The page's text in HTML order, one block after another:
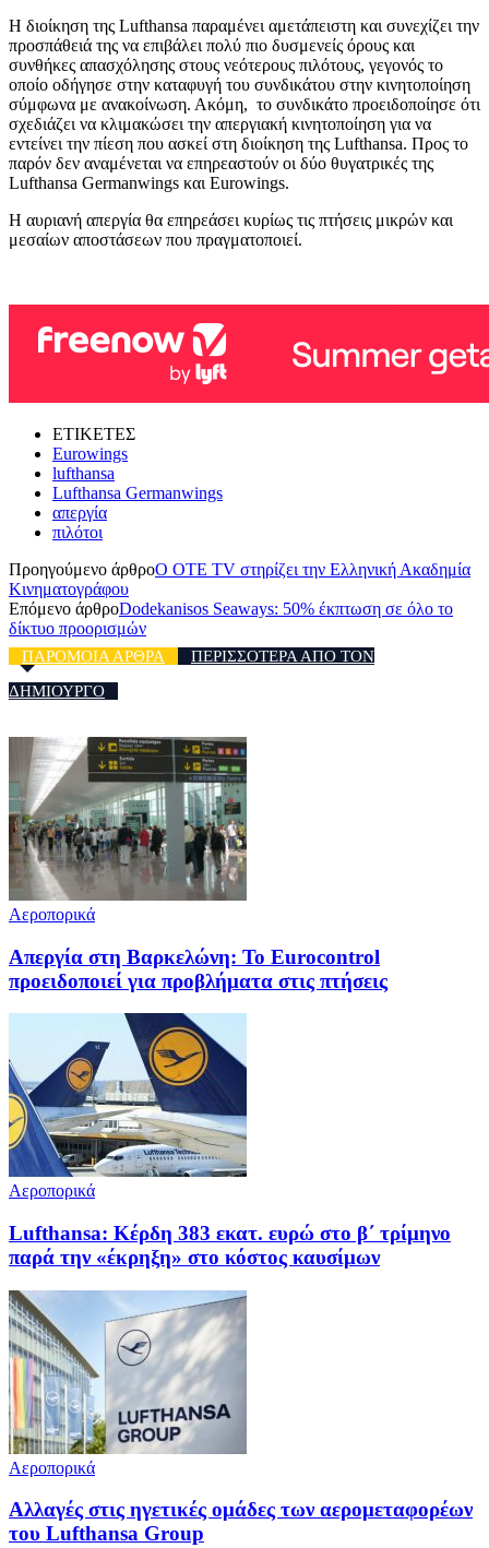
Η διοίκηση της Lufthansa παραμένει αμετάπειστη και συνεχίζει την
προσπάθειά της να επιβάλει πολύ πιο δυσμενείς όρους και
συνθήκες απασχόλησης στους νεότερους πιλότους, γεγονός το
οποίο οδήγησε στην καταφυγή του συνδικάτου στην κινητοποίηση
σύμφωνα με ανακοίνωση. Ακόμη, το συνδικάτο προειδοποίησε ότι
σχεδιάζει να κλιμακώσει την απεργιακή κινητοποίηση για να
εντείνει την πίεση που ασκεί στη διοίκηση της Lufthansa. Προς το
παρόν δεν αναμένεται να επηρεαστούν οι δύο θυγατρικές της
Lufthansa Germanwings και Eurowings.
Η αυριανή απεργία θα επηρεάσει κυρίως τις πτήσεις μικρών και
μεσαίων αποστάσεων που πραγματοποιεί.
ΕΤΙΚΕΤΕΣ
Eurowings
lufthansa
Lufthansa Germanwings
απεργία
πιλότοι
Προηγούμενο άρθροΟ ΟΤΕ TV στηρίζει την Ελληνική Ακαδημία
Κινηματογράφου
Επόμενο άρθροDodekanisos Seaways: 50% έκπτωση σε όλο το
δίκτυο προορισμών
ΠΑΡΟΜΟΙΑ ΑΡΘΡΑ
ΠΕΡΙΣΣΟΤΕΡΑ ΑΠΟ ΤΟΝ
ΔΗΜΙΟΥΡΓΟ
Αεροπορικά
Απεργία στη Βαρκελώνη: To Eurocontrol
προειδοποιεί για προβλήματα στις πτήσεις
Αεροπορικά
Lufthansa: Κέρδη 383 εκατ. ευρώ στο β΄ τρίμηνο
παρά την «έκρηξη» στο κόστος καυσίμων
Αεροπορικά
Αλλαγές στις ηγετικές ομάδες των αερομεταφορέων
του Lufthansa Group